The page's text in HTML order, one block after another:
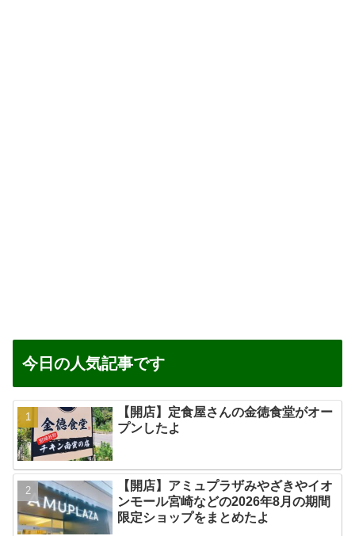
今日の人気記事です
【開店】定食屋さんの金徳食堂がオー
プンしたよ
【開店】アミュプラザみやざきやイオ
ンモール宮崎などの2026年8月の期間
限定ショップをまとめたよ